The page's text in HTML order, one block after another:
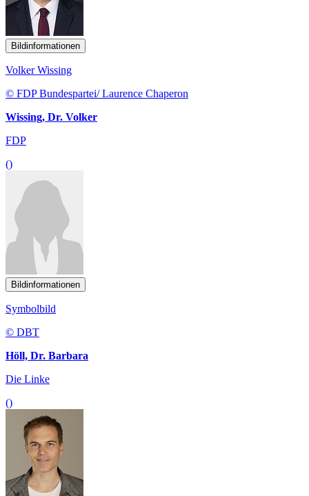
Bildinformationen
Volker Wissing
© FDP Bundespartei/ Laurence Chaperon
Wissing, Dr. Volker
FDP
()
Bildinformationen
Symbolbild
© DBT
Höll, Dr. Barbara
Die Linke
()